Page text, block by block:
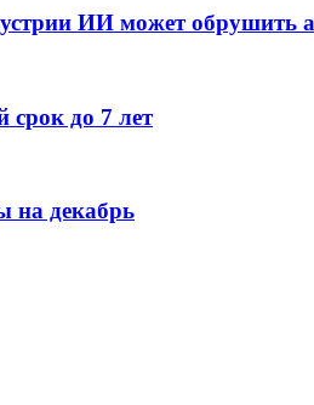
ИИ может обрушить
срок до 7 лет
на декабрь